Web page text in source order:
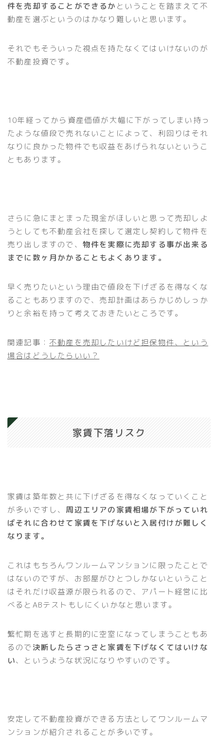
件を売却することができるか ということを踏まえて不
動産を選ぶというのはかなり難しいと思います。
それでもそういった視点を持たなくてはいけないのが
不動産投資です。
10年経ってから資産価値が大幅に下がってしまい持っ
たような値段で売れないことによって、利回りはそれ
なりに良かった物件でも収益をあげられないというこ
ともあります。
さらに急にまとまった現金がほしいと思って売却しよ
うとしても不動産会社を探して選定し契約して物件を
売り出しますので、 物件を実際に売却する事が出来る
までに数ヶ月かかることもよくあります。
早く売りたいという理由で値段を下げざるを得なくな
ることもありますので、売却計画はあらかじめしっか
りと余裕を持って考えておきたいところです。
関連記事： 不動産を売却したいけど担保物件、という
場合はどうしたらいい？
家賃下落リスク
家賃は築年数と共に下げざるを得なくなっていくこと
が多いですし、 周辺エリアの家賃相場が下がっていれ
ばそれに合わせて家賃を下げないと入居付けが難しく
なります。
これはもちろんワンルームマンションに限ったことで
はないのですが、お部屋がひとつしかないということ
はそれだけ収益源が限られるので、アパート経営に比
べるとABテストもしにくいかなと思います。
繁忙期を逃すと長期的に空室になってしまうこともあ
るので決断したらさっさと家賃を下げなくてはいけな
い、というような状況になりやすいのです。
安定して不動産投資ができる方法としてワンルームマ
ンションが紹介されることが多いです。